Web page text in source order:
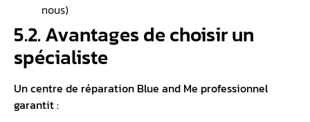
nous)
5.2. Avantages de choisir un
spécialiste
Un centre de réparation Blue and Me professionnel
garantit :